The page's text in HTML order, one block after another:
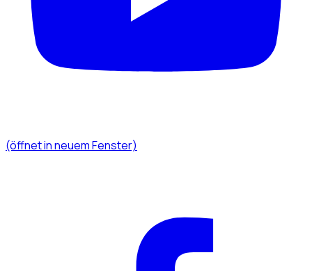
(öffnet in neuem Fenster)